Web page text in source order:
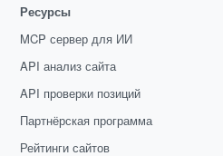
Ресурсы
MCP сервер для ИИ
API анализ сайта
API проверки позиций
Партнёрская программа
Рейтинги сайтов